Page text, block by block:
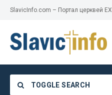
SlavicInfo.com – Портал церквей
TOGGLE SEARCH